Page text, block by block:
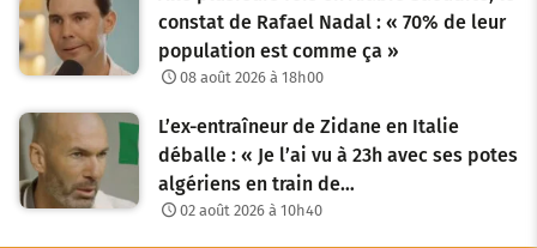
constat de Rafael Nadal : « 70% de leur
population est comme ça »
08 août 2026 à 18h00
L’ex-entraîneur de Zidane en Italie
déballe : « Je l’ai vu à 23h avec ses potes
algériens en train de…
02 août 2026 à 10h40